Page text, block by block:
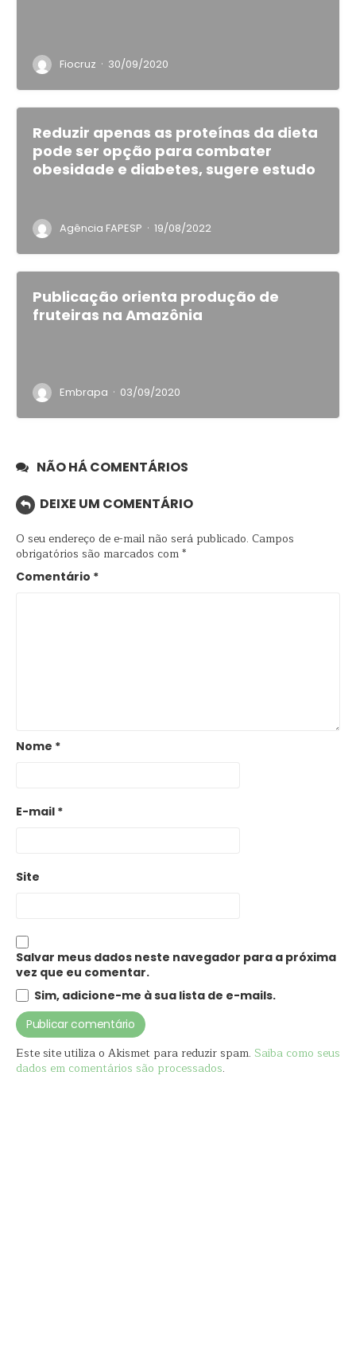
Fiocruz · 30/09/2020
Reduzir apenas as proteínas da dieta
pode ser opção para combater
obesidade e diabetes, sugere estudo
Agência FAPESP · 19/08/2022
Publicação orienta produção de
fruteiras na Amazônia
Embrapa · 03/09/2020
NÃO HÁ COMENTÁRIOS
DEIXE UM COMENTÁRIO
O seu endereço de e-mail não será publicado. Campos
obrigatórios são marcados com*
Comentário *
Nome *
E-mail *
Site
Salvar meus dados neste navegador para a próxima
vez que eu comentar.
Sim, adicione-me à sua lista de e-mails.
Este site utiliza o Akismet para reduzir spam. Saiba como seus
dados em comentários são processados.